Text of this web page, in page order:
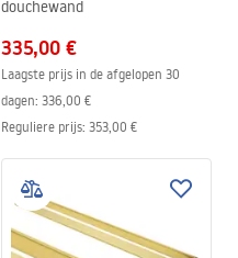
douchewand
335,00 €
Laagste prijs in de afgelopen 30
dagen: 336,00 €
Reguliere prijs: 353,00 €